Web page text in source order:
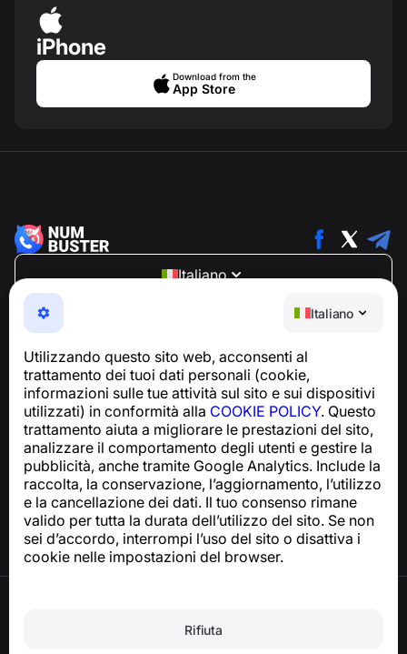
Italiano
Utilizzando questo sito web, acconsenti al
trattamento dei tuoi dati personali (cookie,
informazioni sulle tue attività sul sito e sui dispositivi
utilizzati) in conformità alla COOKIE POLICY. Questo
trattamento aiuta a migliorare le prestazioni del sito,
analizzare il comportamento degli utenti e gestire la
pubblicità, anche tramite Google Analytics. Include la
raccolta, la conservazione, l’aggiornamento, l’utilizzo
e la cancellazione dei dati. Il tuo consenso rimane
valido per tutta la durata dell’utilizzo del sito. Se non
sei d’accordo, interrompi l’uso del sito o disattiva i
cookie nelle impostazioni del browser.
Rifiuta
iPhone
Download from the
App Store
Italiano
NumBuster © 2013—2026 ·
support@numbuster.com
Un'app facile da usare che ti protegge da truffe
Per richieste relative alla conformità al GDPR:
support@numbuster.com
Centro assistenza
Notizie e articoli
Informazioni sul progetto
Contatti